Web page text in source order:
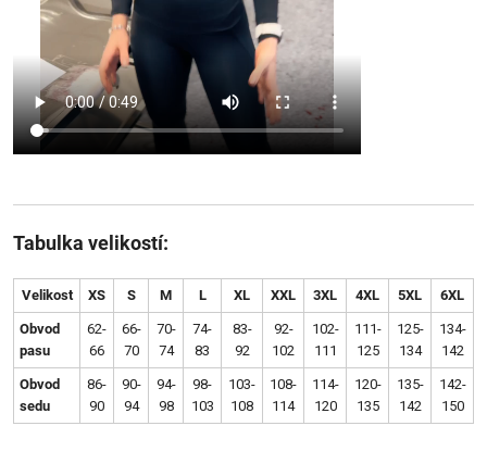
Tabulka velikostí:
Velikost XS S M L XL XXL 3XL 4XL 5XL 6XL
Obvod
pasu
62-
66
66-
70
70-
74
74-
83
83-
92
92-
102
102-
111
111-
125
125-
134
134-
142
Obvod
sedu
86-
90
90-
94
94-
98
98-
103
103-
108
108-
114
114-
120
120-
135
135-
142
142-
150